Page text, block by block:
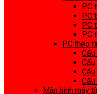
PC
PC
PC
PC
PC theo
Màn hình máy